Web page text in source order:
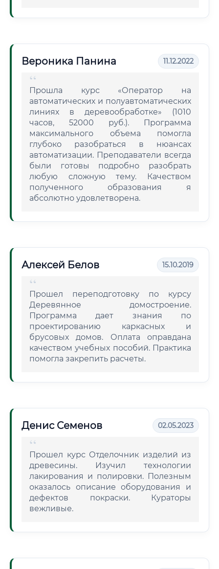
Вероника Панина 11.12.2022
Прошла курс «Оператор на
автоматических и полуавтоматических
линиях в деревообработке» (1010
часов, 52000 руб.). Программа
максимального объема помогла
глубоко разобраться в нюансах
автоматизации. Преподаватели всегда
были готовы подробно разобрать
любую сложную тему. Качеством
полученного образования я
абсолютно удовлетворена.
Алексей Белов 15.10.2019
Прошел переподготовку по курсу
Деревянное домостроение.
Программа дает знания по
проектированию каркасных и
брусовых домов. Оплата оправдана
качеством учебных пособий. Практика
помогла закрепить расчеты.
Денис Семенов 02.05.2023
Прошел курс Отделочник изделий из
древесины. Изучил технологии
лакирования и полировки. Полезным
оказалось описание оборудования и
дефектов покраски. Кураторы
вежливые.